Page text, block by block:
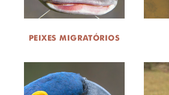
PEIXES MIGRATÓRIOS